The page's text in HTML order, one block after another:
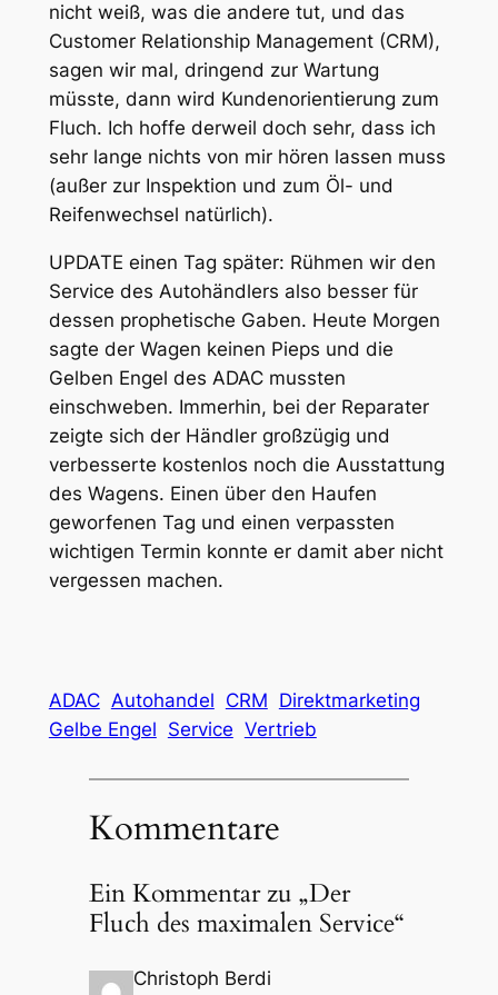
nicht weiß, was die andere tut, und das
Customer Relationship Management (CRM),
sagen wir mal, dringend zur Wartung
müsste, dann wird Kundenorientierung zum
Fluch. Ich hoffe derweil doch sehr, dass ich
sehr lange nichts von mir hören lassen muss
(außer zur Inspektion und zum Öl- und
Reifenwechsel natürlich).
UPDATE einen Tag später: Rühmen wir den
Service des Autohändlers also besser für
dessen prophetische Gaben. Heute Morgen
sagte der Wagen keinen Pieps und die
Gelben Engel des ADAC mussten
einschweben. Immerhin, bei der Reparater
zeigte sich der Händler großzügig und
verbesserte kostenlos noch die Ausstattung
des Wagens. Einen über den Haufen
geworfenen Tag und einen verpassten
wichtigen Termin konnte er damit aber nicht
vergessen machen.
ADAC Autohandel CRM Direktmarketing
Gelbe Engel Service Vertrieb
Kommentare
Ein Kommentar zu „Der
Fluch des maximalen Service“
Christoph Berdi